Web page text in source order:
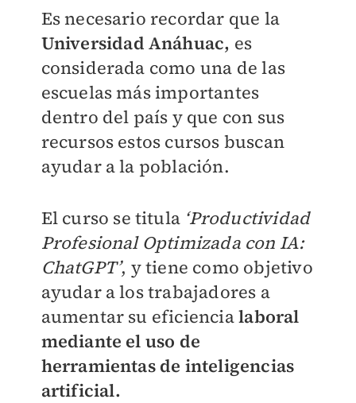
Es necesario recordar que la
Universidad Anáhuac, es
considerada como una de las
escuelas más importantes
dentro del país y que con sus
recursos estos cursos buscan
ayudar a la población.
El curso se titula ‘Productividad
Profesional Optimizada con IA:
ChatGPT’, y tiene como objetivo
ayudar a los trabajadores a
aumentar su eficiencialaboral
mediante el uso de
herramientas de inteligencias
artificial.